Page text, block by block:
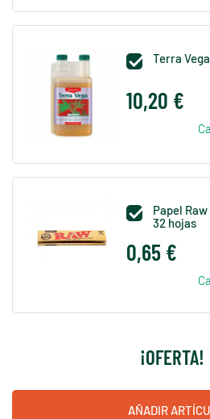
 Terra
10,20 €

Papel
32 hojas
0,65 €
¡OFERTA!
AÑADIR